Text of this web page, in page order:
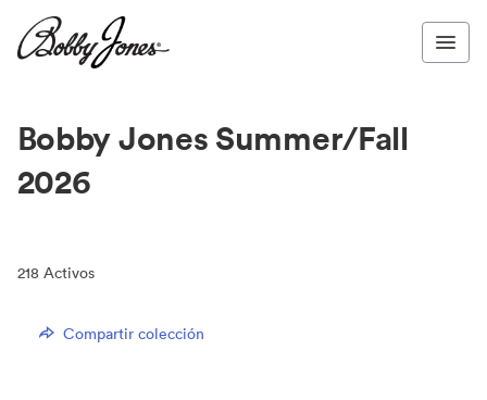
Bobby Jones Summer/Fall
2026
218 Activos
Compartir colección